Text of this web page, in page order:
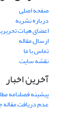
صفحه اصلی
درباره نشریه
اعضای هیات
ارسال مقاله
تماس با ما
نقشه سایت
آخرین اخبار
پیشینه فصلنامه
عدم دریافت